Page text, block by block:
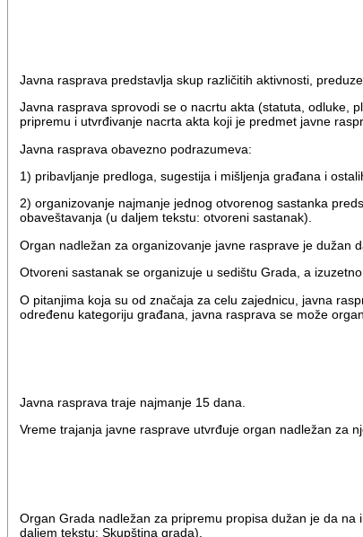
Javna rasprava predstavlja skup različitih aktivnosti,
Javna rasprava sprovodi se o nacrtu akta (statuta, odluke,
pripremu i utvrđivanje nacrta akta koji je predmet javne
Javna rasprava obavezno podrazumeva:
1) pribavljanje predloga, sugestija i mišljenja građana i
2) organizovanje najmanje jednog otvorenog sastanka
obaveštavanja (u daljem tekstu: otvoreni sastanak).
Organ nadležan za organizovanje javne rasprave je dužan
Otvoreni sastanak se organizuje u sedištu Grada, a
O pitanjima koja su od značaja za celu zajednicu, javna
određenu kategoriju građana, javna rasprava se može
Javna rasprava traje najmanje 15 dana.
Vreme trajanja javne rasprave utvrđuje organ nadležan za
Organ Grada nadležan za pripremu propisa dužan je da
daljem tekstu: Skupština grada).